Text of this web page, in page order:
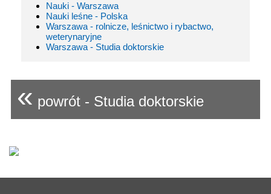
Nauki - Warszawa
Nauki leśne - Polska
Warszawa - rolnicze, leśnictwo i rybactwo,
weterynaryjne
Warszawa - Studia doktorskie
« powrót - Studia doktorskie